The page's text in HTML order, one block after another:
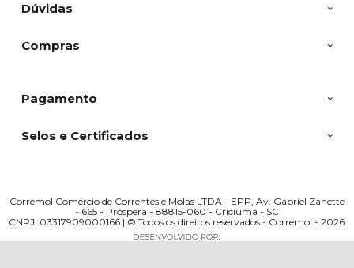
Dúvidas
Compras
Pagamento
Selos e Certificados
Corremol Comércio de Correntes e Molas LTDA - EPP, Av. Gabriel Zanette
- 665 - Próspera - 88815-060 - Criciúma - SC
CNPJ: 03317909000166 | © Todos os direitos reservados - Corremol - 2026